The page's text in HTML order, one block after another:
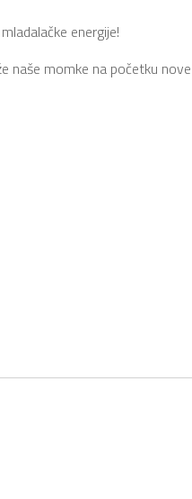
energije!
naše momke na početku